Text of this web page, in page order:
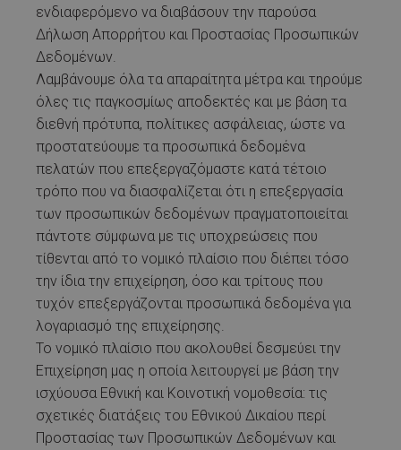
ενδιαφερόμενο να διαβάσουν την παρούσα
Δήλωση Απορρήτου και Προστασίας Προσωπικών
Δεδομένων.
Λαμβάνουμε όλα τα απαραίτητα μέτρα και τηρούμε
όλες τις παγκοσμίως αποδεκτές και με βάση τα
διεθνή πρότυπα, πολίτικες ασφάλειας, ώστε να
προστατεύουμε τα προσωπικά δεδομένα
πελατών που επεξεργαζόμαστε κατά τέτοιο
τρόπο που να διασφαλίζεται ότι η επεξεργασία
των προσωπικών δεδομένων πραγματοποιείται
πάντοτε σύμφωνα με τις υποχρεώσεις που
τίθενται από το νομικό πλαίσιο που διέπει τόσο
την ίδια την επιχείρηση, όσο και τρίτους που
τυχόν επεξεργάζονται προσωπικά δεδομένα για
λογαριασμό της επιχείρησης.
Το νομικό πλαίσιο που ακολουθεί δεσμεύει την
Επιχείρηση μας η οποία λειτουργεί με βάση την
ισχύουσα Εθνική και Κοινοτική νομοθεσία: τις
σχετικές διατάξεις του Εθνικού Δικαίου περί
Προστασίας των Προσωπικών Δεδομένων και